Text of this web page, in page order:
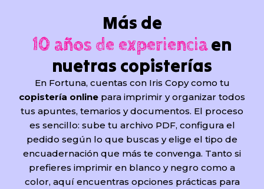
Más de
10 años de experiencia en
nuetras copisterías
En Fortuna, cuentas con Iris Copy como tu
copistería online para imprimir y organizar todos
tus apuntes, temarios y documentos. El proceso
es sencillo: sube tu archivo PDF, configura el
pedido según lo que buscas y elige el tipo de
encuadernación que más te convenga. Tanto si
prefieres imprimir en blanco y negro como a
color, aquí encuentras opciones prácticas para